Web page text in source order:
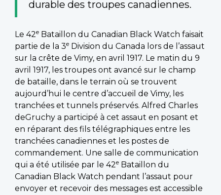
durable des troupes canadiennes.
Le 42e Bataillon du Canadian Black Watch faisait
partie de la 3e Division du Canada lors de l’assaut
sur la crête de Vimy, en avril 1917. Le matin du 9
avril 1917, les troupes ont avancé sur le champ
de bataille, dans le terrain où se trouvent
aujourd’hui le centre d’accueil de Vimy, les
tranchées et tunnels préservés. Alfred Charles
deGruchy a participé à cet assaut en posant et
en réparant des fils télégraphiques entre les
tranchées canadiennes et les postes de
commandement. Une salle de communication
qui a été utilisée par le 42e Bataillon du
Canadian Black Watch pendant l’assaut pour
envoyer et recevoir des messages est accessible